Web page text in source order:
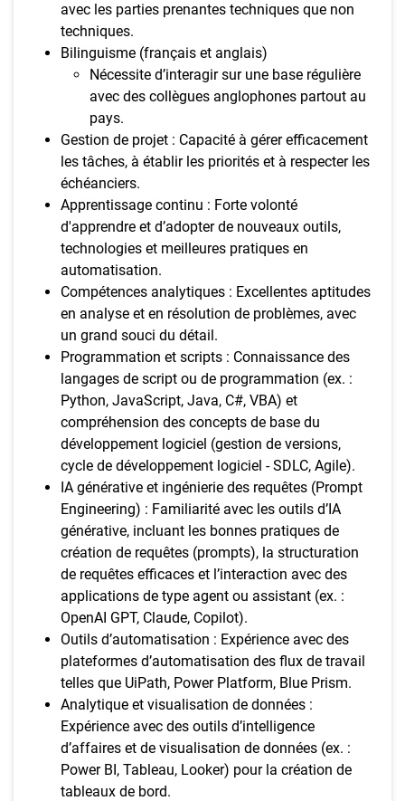
avec les parties prenantes techniques que non
techniques.
Bilinguisme (français et anglais)
Nécessite d’interagir sur une base régulière
avec des collègues anglophones partout au
pays.
Gestion de projet : Capacité à gérer efficacement
les tâches, à établir les priorités et à respecter les
échéanciers.
Apprentissage continu : Forte volonté
d'apprendre et d’adopter de nouveaux outils,
technologies et meilleures pratiques en
automatisation.
Compétences analytiques : Excellentes aptitudes
en analyse et en résolution de problèmes, avec
un grand souci du détail.
Programmation et scripts : Connaissance des
langages de script ou de programmation (ex. :
Python, JavaScript, Java, C#, VBA) et
compréhension des concepts de base du
développement logiciel (gestion de versions,
cycle de développement logiciel - SDLC, Agile).
IA générative et ingénierie des requêtes (Prompt
Engineering) : Familiarité avec les outils d’IA
générative, incluant les bonnes pratiques de
création de requêtes (prompts), la structuration
de requêtes efficaces et l’interaction avec des
applications de type agent ou assistant (ex. :
OpenAI GPT, Claude, Copilot).
Outils d’automatisation : Expérience avec des
plateformes d’automatisation des flux de travail
telles que UiPath, Power Platform, Blue Prism.
Analytique et visualisation de données :
Expérience avec des outils d’intelligence
d’affaires et de visualisation de données (ex. :
Power BI, Tableau, Looker) pour la création de
tableaux de bord.